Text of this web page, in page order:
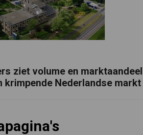
ziet volume en marktaandeel
krimpende Nederlandse markt